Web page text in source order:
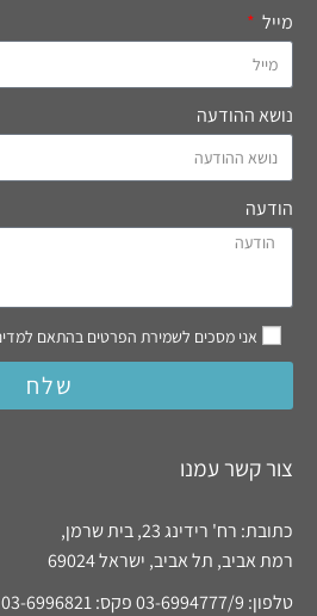
מייל
נושא ההודעה
הודעה
אני מסכים לשמירת הפרטים בהתאם
שלח
צור קשר עמנו
כתובת: רח' רידינג 23, בית שרמן,
רמת אביב, תל אביב, ישראל 69024
טלפון: 03-6994777/9 פקס: 03-6996821